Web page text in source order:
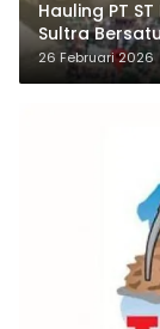
Hauling PT
Sultra
26 Februari 2026